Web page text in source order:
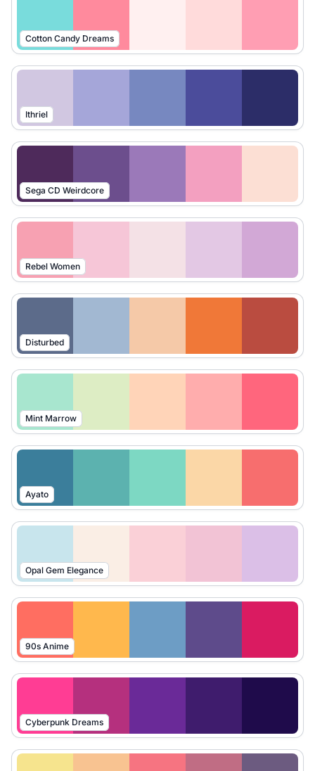
Cotton Candy Dreams
Ithriel
Sega CD Weirdcore
Rebel Women
Disturbed
Mint Marrow
Ayato
Opal Gem Elegance
90s Anime
Cyberpunk Dreams